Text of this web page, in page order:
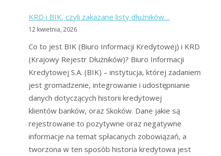
KRD i BIK, czyli zakazane listy dłużników…
12 kwietnia, 2026
Co to jest BIK (Biuro Informacji Kredytowej) i KRD
(Krajowy Rejestr Dłużników)? Biuro Informacji
Kredytowej S.A. (BIK) – instytucja, której zadaniem
jest gromadzenie, integrowanie i udostępnianie
danych dotyczących historii kredytowej
klientów banków, oraz Skoków. Dane jakie są
rejestrowane to pozytywne oraz negatywne
informacje na temat spłacanych zobowiązań, a
tworzona w ten sposób historia kredytowa jest